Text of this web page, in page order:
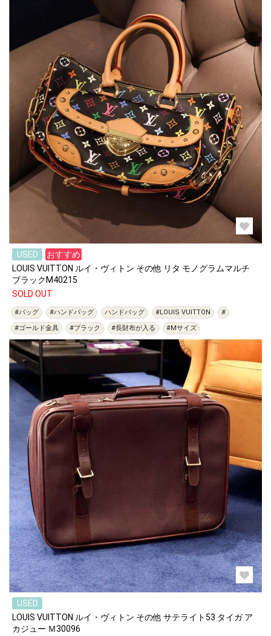
USED
おすすめ
LOUIS VUITTON ルイ・ヴィトン その他 リタ モノグラムマルチ
ブラックM40215
SOLD OUT
#バッグ #ハンドバッグ ハンドバッグ #LOUIS VUITTON
#
#ゴールド金具
#ブラック #長財布が入る #Mサイズ
USED
LOUIS VUITTON ルイ・ヴィトン その他 サテライト53 タイガ ア
カジュー Ｍ30096